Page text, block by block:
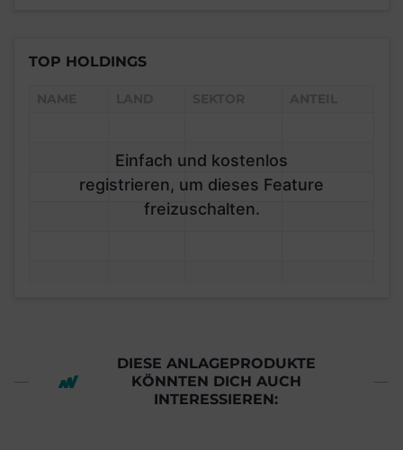
TOP HOLDINGS
Einfach und kostenlos
registrieren, um dieses Feature
freizuschalten.
DIESE ANLAGEPRODUKTE
KÖNNTEN DICH AUCH
INTERESSIEREN: